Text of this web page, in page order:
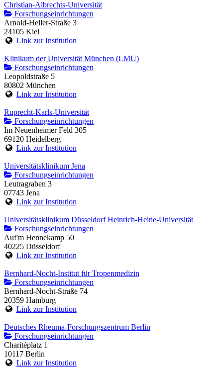
Christian-Albrechts-Universität
Forschungseinrichtungen
Arnold-Heller-Straße 3
24105 Kiel
Link zur Institution
Klinikum der Universität München (LMU)
Forschungseinrichtungen
Leopoldstraße 5
80802 München
Link zur Institution
Ruprecht-Karls-Universität
Forschungseinrichtungen
Im Neuenheimer Feld 305
69120 Heidelberg
Link zur Institution
Universitätsklinikum Jena
Forschungseinrichtungen
Leutragraben 3
07743 Jena
Link zur Institution
Universitätsklinikum Düsseldorf Heinrich-Heine-Universität
Forschungseinrichtungen
Auf'm Hennekamp 50
40225 Düsseldorf
Link zur Institution
Bernhard-Nocht-Institut für Tropenmedizin
Forschungseinrichtungen
Bernhard-Nocht-Straße 74
20359 Hamburg
Link zur Institution
Deutsches Rheuma-Forschungszentrum Berlin
Forschungseinrichtungen
Charitéplatz 1
10117 Berlin
Link zur Institution